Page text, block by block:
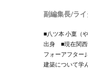
副編集長/ライ
■八ツ本 小稟（
出身 ■現在関西
フォーアフター
建築について学